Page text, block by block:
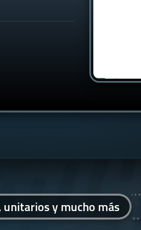
unitarios y mucho más